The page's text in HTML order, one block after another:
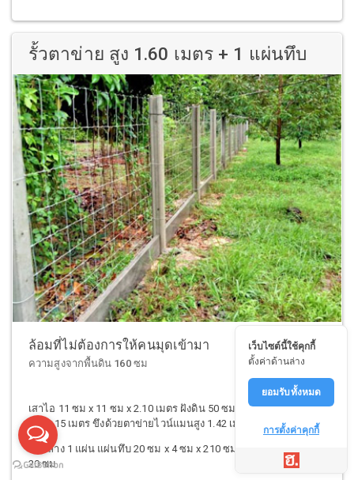
รั้วตาข่าย สูง 1.60 เมตร + 1 แผ่นทึบ
ล้อมที่ไม่ต้องการให้คนมุดเข้ามา
ความสูงจากพื้นดิน 160 ซม
เสาไอ 11 ซม x 11 ซม x 2.10 เมตร ฝังดิน 50 ซม. ระยะห่างระหว่าง
เสา 2.15 เมตร ขึงด้วยตาข่ายไวน์แมนสูง 1.42 เมตร
ด้านล่าง 1 แผ่น แผ่นทึบ 20 ซม x 4 ซม x 210 ซม แผ่นทึบล่างรวมสูง
20 ซม
เว็บไซต์นี้ใช้คุกกี้
ตั้งค่าด้านล่าง
ยอมรับทั้งหมด
การตั้งค่าคุกกี้